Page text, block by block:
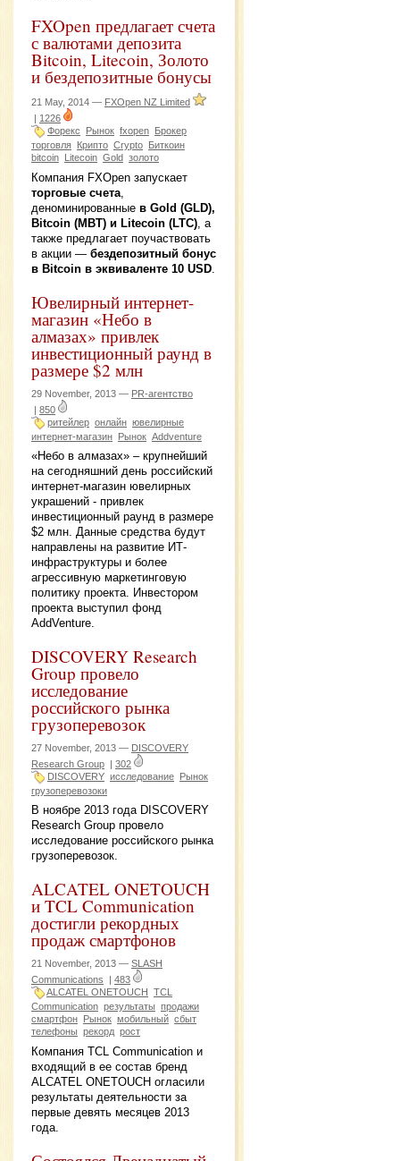
FXOpen предлагает счета
с валютами депозита
Bitcoin, Litecoin, Золото
и бездепозитные бонусы
21 May, 2014 — FXOpen NZ Limited
1226
Форекс
Рынок fxopen
Брокер
торговля
Крипто Crypto
Биткоин
bitcoin
Litecoin Gold золото
Компания FXOpen запускает
торговые счета
деноминированные в Gold (GLD),
Bitcoin (MBT) и Litecoin (LTC) , а
также предлагает поучаствовать
в акции — бездепозитный бонус
в Bitcoin в эквиваленте 10 USD
Ювелирный интернет-
магазин «Небо в
алмазах» привлек
инвестиционный раунд в
размере $2 млн
29 November, 2013 — PR-агентство
| 850
ритейлер онлайн ювелирные
интернет-магазин Рынок Addventure
«Небо в алмазах» – крупнейший
на сегодняшний день российский
интернет-магазин ювелирных
украшений - привлек
инвестиционный раунд в размере
$2 млн. Данные средства будут
направлены на развитие ИТ-
инфраструктуры и более
агрессивную маркетинговую
политику проекта. Инвестором
проекта выступил фонд
AddVenture.
DISCOVERY Research
Group провело
исследование
российского рынка
грузоперевозок
27 November, 2013 — DISCOVERY
Research Group | 302
DISCOVERY исследование Рынок
грузоперевозоки
В ноябре 2013 года DISCOVERY
Research Group провело
исследование российского рынка
грузоперевозок.
ALCATEL ONETOUCH
и TCL Communication
достигли рекордных
продаж смартфонов
21 November, 2013 — SLASH
Communications
483
ALCATEL ONETOUCH
TCL
Communication результаты продажи
смартфон
Рынок мобильный сбыт
телефоны рекорд рост
Компания TCL Communication и
входящий в ее состав бренд
ALCATEL ONETOUCH огласили
результаты деятельности за
первые девять месяцев 2013
года.